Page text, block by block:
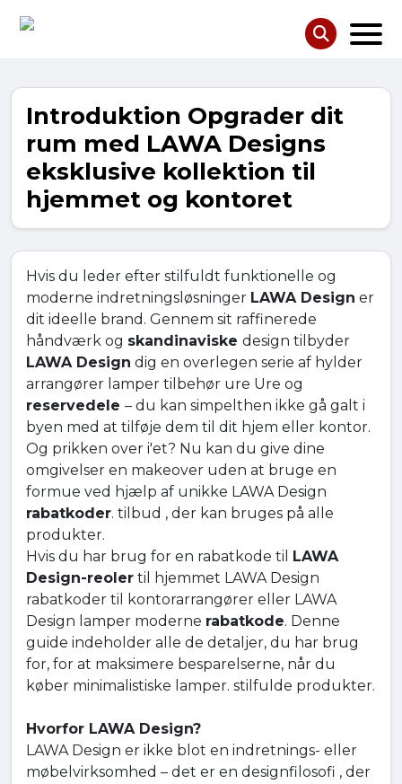
Introduktion Opgrader dit
rum med LAWA Designs
eksklusive kollektion til
hjemmet og kontoret
Hvis du leder efter stilfuldt funktionelle og
moderne indretningsløsninger LAWA Design er
dit ideelle brand. Gennem sit raffinerede
håndværk og skandinaviske design tilbyder
LAWA Design dig en overlegen serie af hylder
arrangører lamper tilbehør ure Ure og
reservedele – du kan simpelthen ikke gå galt i
byen med at tilføje dem til dit hjem eller kontor.
Og prikken over i'et? Nu kan du give dine
omgivelser en makeover uden at bruge en
formue ved hjælp af unikke LAWA Design
rabatkoder. tilbud , der kan bruges på alle
produkter.
Hvis du har brug for en rabatkode til
LAWA
Design-reoler til hjemmet LAWA Design
rabatkoder til kontorarrangører eller LAWA
Design lamper moderne rabatkode. Denne
guide indeholder alle de detaljer, du har brug
for, for at maksimere besparelserne, når du
køber minimalistiske lamper. stilfulde produkter.
Hvorfor LAWA Design?
LAWA Design er ikke blot en indretnings- eller
møbelvirksomhed – det er en designfilosofi , der